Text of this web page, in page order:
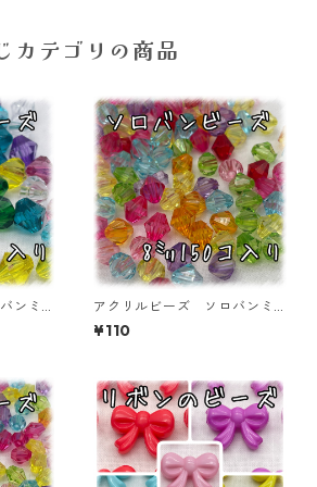
カテゴリの商品
ンミ
【AB
アクリルビーズ ソロバンミ
ックス 8㎜ 150個入り【AB
‐ac-8×7.5】
¥110